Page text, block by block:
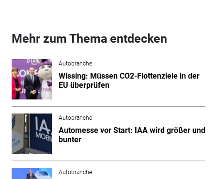
Mehr zum Thema entdecken
Autobranche
Wissing: Müssen CO2-Flottenziele in der
EU überprüfen
Autobranche
Automesse vor Start: IAA wird größer und
bunter
Autobranche